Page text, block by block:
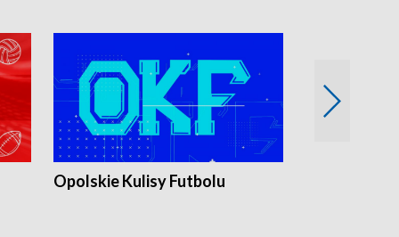
Opolskie Kulisy Futbolu